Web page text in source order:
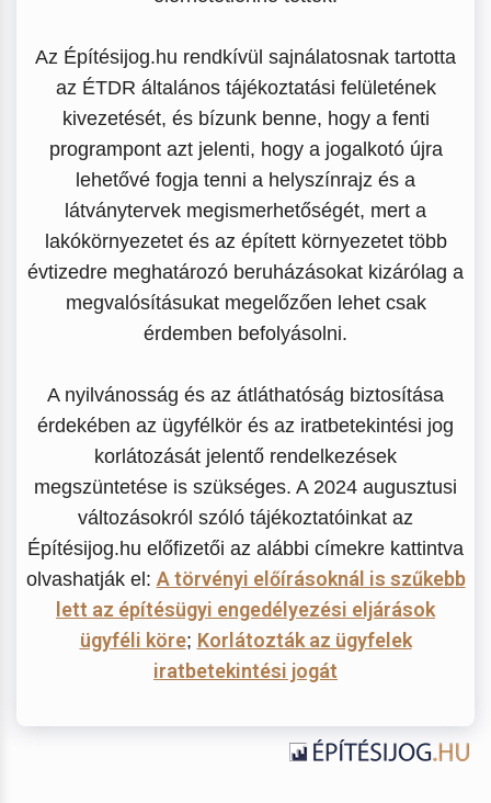
Az Építésijog.hu rendkívül sajnálatosnak tartotta
az ÉTDR általános tájékoztatási felületének
kivezetését, és bízunk benne, hogy a fenti
programpont azt jelenti, hogy a jogalkotó újra
lehetővé fogja tenni a helyszínrajz és a
látványtervek megismerhetőségét, mert a
lakókörnyezetet és az épített környezetet több
évtizedre meghatározó beruházásokat kizárólag a
megvalósításukat megelőzően lehet csak
érdemben befolyásolni.
A nyilvánosság és az átláthatóság biztosítása
érdekében az ügyfélkör és az iratbetekintési jog
korlátozását jelentő rendelkezések
megszüntetése is szükséges. A 2024 augusztusi
változásokról szóló tájékoztatóinkat az
Építésijog.hu előfizetői az alábbi címekre kattintva
olvashatják el: A törvényi előírásoknál is szűkebb
lett az építésügyi engedélyezési eljárások
ügyféli köre; Korlátozták az ügyfelek
iratbetekintési jogát